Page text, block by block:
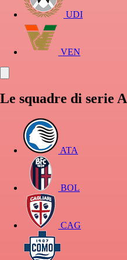
UDI
VEN
Le squadre di serie A
ATA
BOL
CAG